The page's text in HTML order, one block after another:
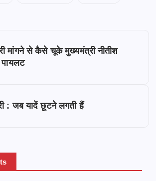
मांगने से कैसे चूके मुख्यमंत्री नीतीश
: जब यादें छूटने लगती हैं